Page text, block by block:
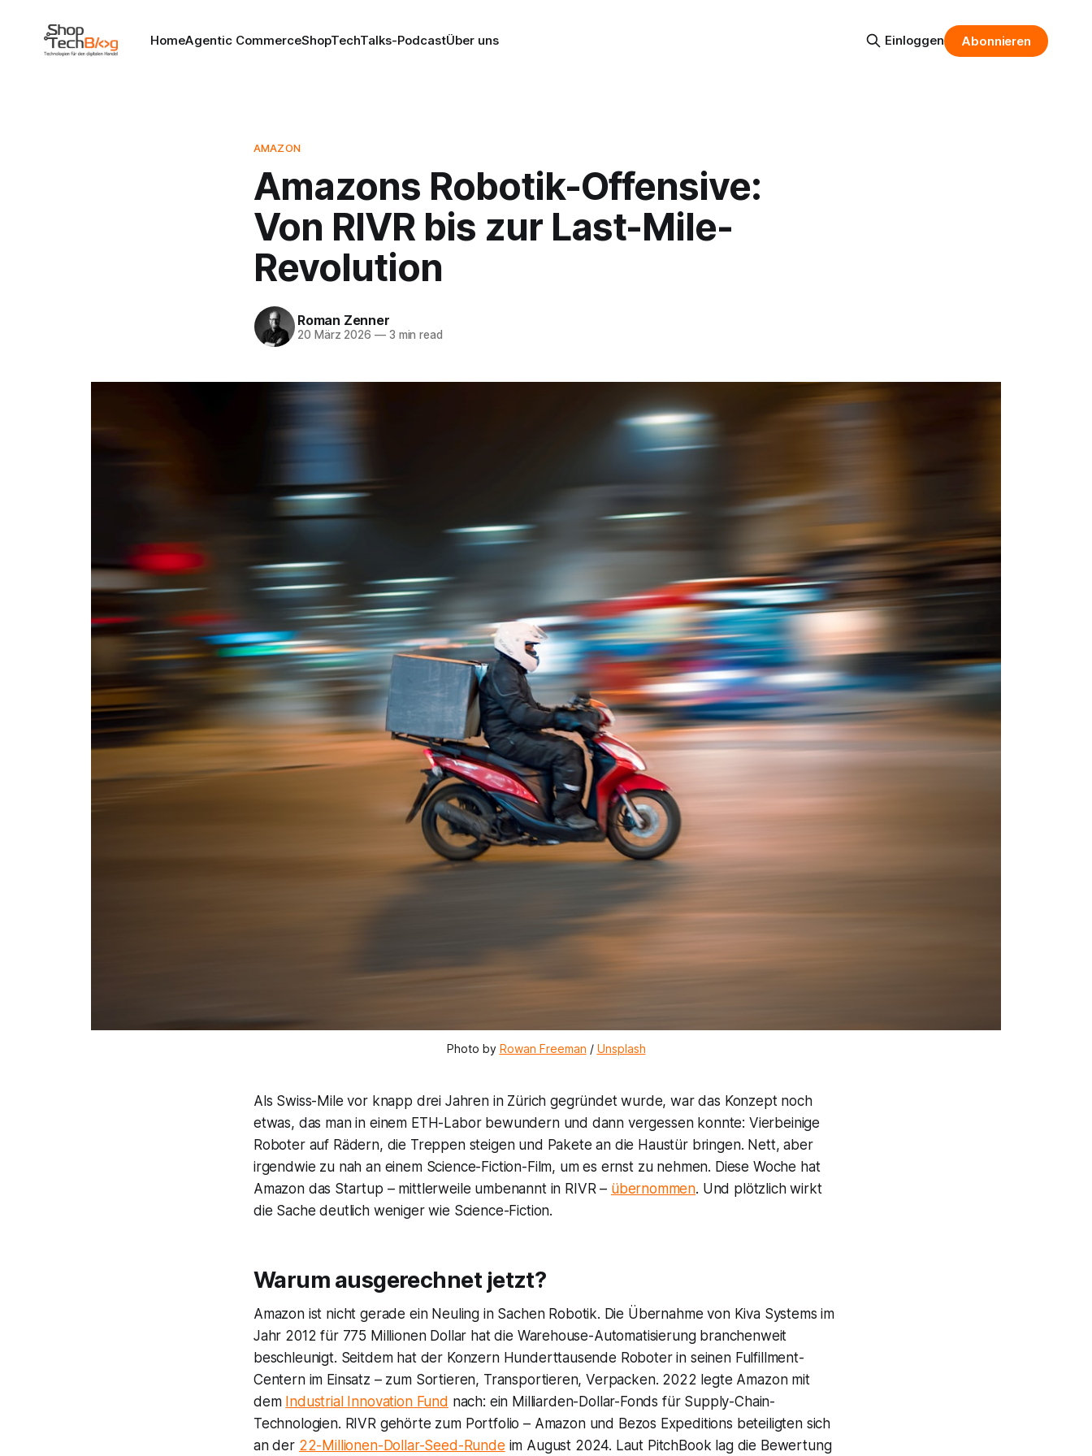
HomeAgentic CommerceShopTechTalks-PodcastÜber uns Einloggen Abonnieren
AMAZON
Amazons Robotik-Offensive:
Von RIVR bis zur Last-Mile-
Revolution
Roman Zenner
20 März 2026 —3 min read
Photo by Rowan Freeman / Unsplash
Als Swiss-Mile vor knapp drei Jahren in Zürich gegründet wurde, war das Konzept noch
etwas, das man in einem ETH-Labor bewundern und dann vergessen konnte: Vierbeinige
Roboter auf Rädern, die Treppen steigen und Pakete an die Haustür bringen. Nett, aber
irgendwie zu nah an einem Science-Fiction-Film, um es ernst zu nehmen. Diese Woche hat
Amazondas Startup – mittlerweile umbenannt in RIVR– übernommen. Und plötzlich wirkt
die Sache deutlich weniger wie Science-Fiction.
Warum ausgerechnet jetzt?
Amazonist nicht gerade ein Neuling in Sachen Robotik. Die Übernahme von Kiva Systems im
Jahr 2012 für 775 Millionen Dollar hat die Warehouse-Automatisierung branchenweit
beschleunigt. Seitdem hat der Konzern Hunderttausende Roboter in seinen Fulfillment-
Centern im Einsatz – zum Sortieren, Transportieren, Verpacken. 2022 legte Amazonmit
dem Industrial Innovation Fund nach: ein Milliarden-Dollar-Fonds für Supply-Chain-
Technologien. RIVRgehörte zum Portfolio – Amazonund Bezos Expeditions beteiligten sich
an der 22-Millionen-Dollar-Seed-Runde im August 2024. Laut PitchBook lag die Bewertung